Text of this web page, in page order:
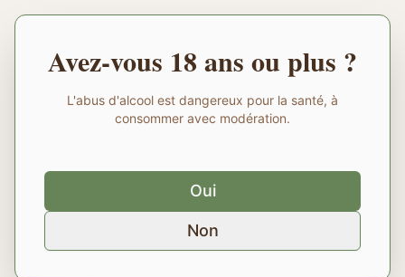
Avez-vous 18 ans ou plus ?
L'abus d'alcool est dangereux pour la santé, à
consommer avec modération.
Oui
Non